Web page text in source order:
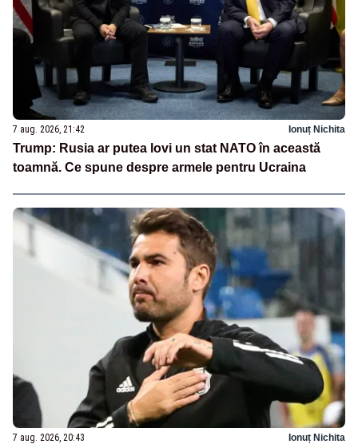
7 aug. 2026, 21:42 Ionuț Nichita
Trump: Rusia ar putea lovi un stat NATO în această
toamnă. Ce spune despre armele pentru Ucraina
7 aug. 2026, 20:43 Ionuț Nichita